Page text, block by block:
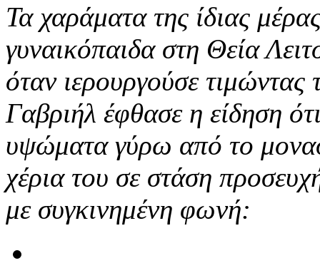
Τα χαράματα της ίδιας
γυναικόπαιδα στη Θεία
όταν ιερουργούσε
Γαβριήλ έφθασε η είδηση
υψώματα γύρω από το
χέρια του σε στάση
με συγκινημένη φωνή: